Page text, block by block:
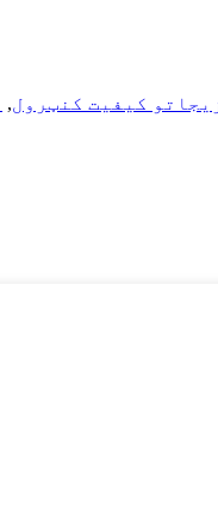
کیفیت کنټرول,